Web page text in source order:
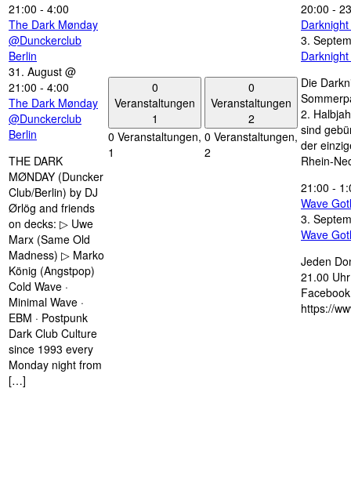
21:00 - 4:00
The Dark Mønday
@Dunckerclub
Berlin
31. August @
21:00 - 4:00
The Dark Mønday
@Dunckerclub
Berlin
THE DARK
MØNDAY (Duncker
Club/Berlin) by DJ
Ørlög and friends
on decks: ▷ Uwe
Marx (Same Old
Madness) ▷ Marko
König (Angstpop)
Cold Wave ·
Minimal Wave ·
EBM · Postpunk
Dark Club Culture
since 1993 every
Monday night from
[…]
0
Veranstaltungen
1
0 Veranstaltungen,
1
0
Veranstaltungen
2
0 Veranstaltungen,
2
20:00 -
3.
Die
2.
sind
der
Rhein-
21:00 -
Wave
3.
Wave
Jeden
21.00
https://